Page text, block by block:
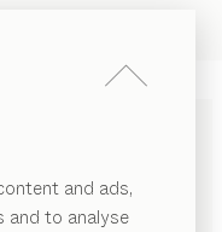
and ads,
and to analyse
kids